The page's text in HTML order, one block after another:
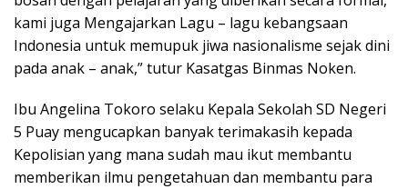
kami juga Mengajarkan Lagu – lagu kebangsaan
Indonesia untuk memupuk jiwa nasionalisme sejak dini
pada anak – anak,” tutur Kasatgas Binmas Noken.
Ibu Angelina Tokoro selaku Kepala Sekolah SD Negeri
5 Puay mengucapkan banyak terimakasih kepada
Kepolisian yang mana sudah mau ikut membantu
memberikan ilmu pengetahuan dan membantu para